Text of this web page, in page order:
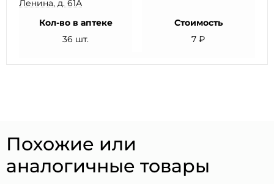
Ленина, д. 61А
Кол-во в аптеке
36 шт.
Стоимость
7 ₽
Похожие или
аналогичные товары